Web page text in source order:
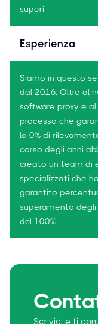
superi.
Esperienza
Siamo in questo
dal 2016. Oltre al
software proxy e al
processo che
lo 0% di
corso degli anni
creato un team di
specializzati che
garantito
superamento degli
del 100%.
Scrivici e ti